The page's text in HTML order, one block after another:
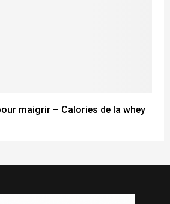
maigrir – Calories de la whey